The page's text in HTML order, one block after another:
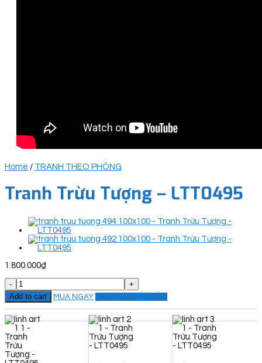
Home / TRANH THEO PHÒNG
Tranh Trừu Tượng – LTT0495
1.800.000₫
Tranh
Trừu
Tượng
-
LTT0495
quantity
Add to cart MUA NGAY ĐẶT THEO YÊU CẦU